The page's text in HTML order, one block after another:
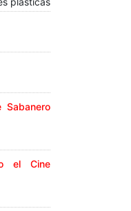
Sabanero
el Cine